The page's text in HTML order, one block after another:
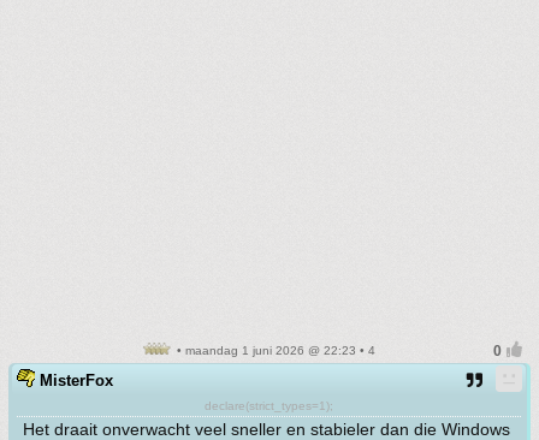
• maandag 1 juni 2026 @ 22:23 • 4
MisterFox
declare(strict_types=1);
Het draait onverwacht veel sneller en stabieler dan die Windows